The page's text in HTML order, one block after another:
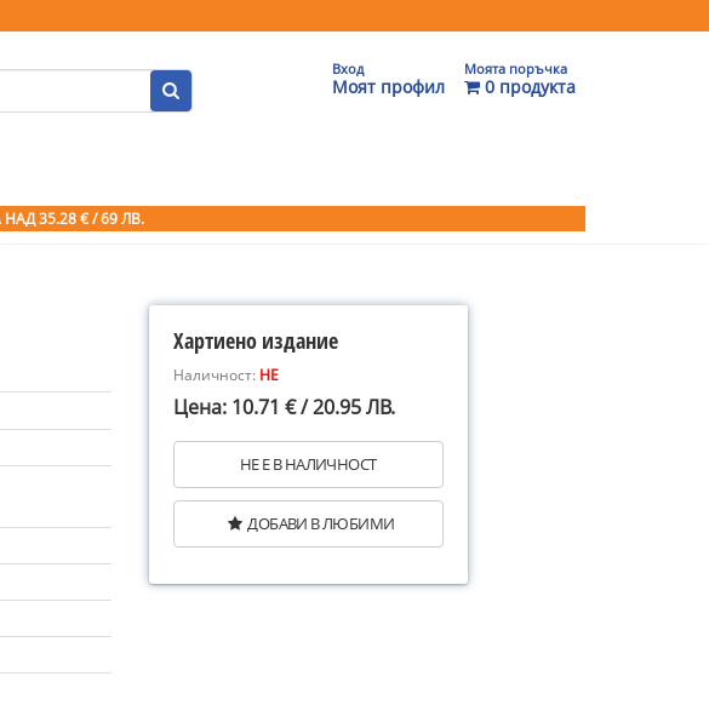
Вход
Моят профил
Моята поръчка
0 продукта
НАД 35.28 € / 69 ЛВ.
Хартиено издание
Наличност: НЕ
Цена: 10.71 € / 20.95 ЛВ.
НЕ Е В НАЛИЧНОСТ
ДОБАВИ В ЛЮБИМИ